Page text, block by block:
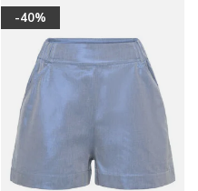
-40%